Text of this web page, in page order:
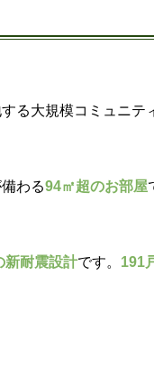
る大規模コミュニテ
わる94㎡超のお部屋
新耐震設計です。 191